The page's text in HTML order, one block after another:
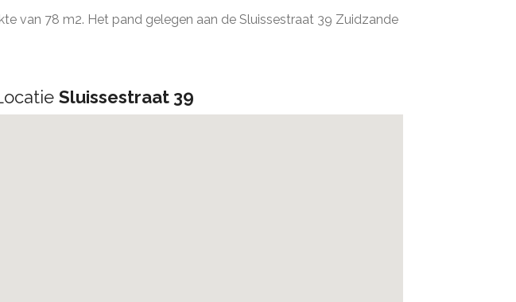
van 78 m2. Het pand gelegen aan de Sluissestraat 39 Zuidzande
Sluissestraat 39